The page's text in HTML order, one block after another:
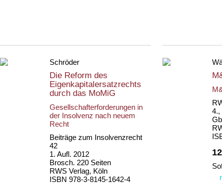
Schröder
Die Reform des
Eigenkapitalersatzrechts
durch das MoMiG
Gesellschafterforderungen in
der Insolvenz nach neuem
Recht
Beiträge zum Insolvenzrecht
42
1. Aufl. 2012
Brosch. 220 Seiten
RWS Verlag, Köln
ISBN 978-3-8145-1642-4
4.,